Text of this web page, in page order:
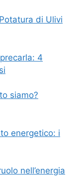
di Ulivi
4
siamo?
energetico: i
nell’energia